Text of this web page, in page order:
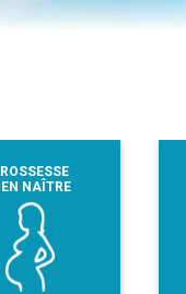
NAÎTRE